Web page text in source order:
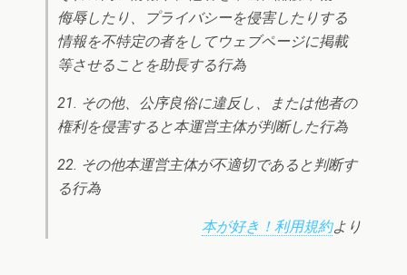
侮辱したり、プライバシーを侵害したりする
情報を不特定の者をしてウェブページに掲載
等させることを助長する行為
21. その他、公序良俗に違反し、または他者の
権利を侵害すると本運営主体が判断した行為
22. その他本運営主体が不適切であると判断す
る行為
本が好き！利用規約より